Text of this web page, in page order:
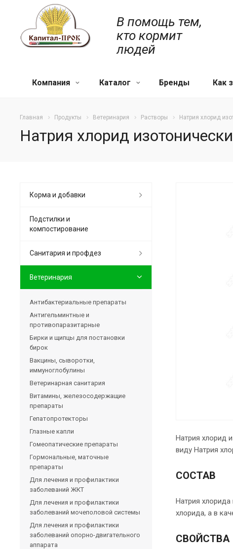
В помощь тем,
кто кормит
людей
Компания Каталог Бренды Как
Главная Продукты Ветеринария Растворы Натрия хлорид
Натрия хлорид
Натрия хлорид
виду Натрия
СОСТАВ
Натрия хлорида
хлорида, а в
СВОЙСТВА
Корма и добавки
Подстилки и
компостирование
Санитария и профдез
Ветеринария
Антибактериальные препараты
Антигельминтные и
противопаразитарные
Бирки и щипцы для постановки
бирок
Вакцины, сыворотки,
иммуноглобулины
Ветеринарная санитария
Витамины, железосодержащие
препараты
Гепатопротекторы
Глазные капли
Гомеопатические препараты
Гормональные, маточные
препараты
Для лечения и профилактики
заболеваний ЖКТ
Для лечения и профилактики
заболеваний мочеполовой системы
Для лечения и профилактики
заболеваний опорно-двигательного
аппарата